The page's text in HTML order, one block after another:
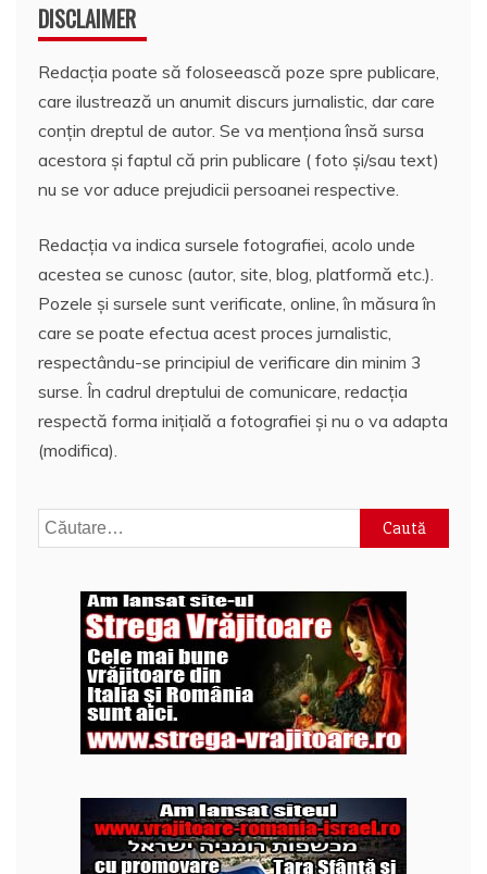
DISCLAIMER
Redacția poate să foloseească poze spre publicare,
care ilustrează un anumit discurs jurnalistic, dar care
conțin dreptul de autor. Se va menționa însă sursa
acestora și faptul că prin publicare ( foto și/sau text)
nu se vor aduce prejudicii persoanei respective.
Redacția va indica sursele fotografiei, acolo unde
acestea se cunosc (autor, site, blog, platformă etc.).
Pozele și sursele sunt verificate, online, în măsura în
care se poate efectua acest proces jurnalistic,
respectându-se principiul de verificare din minim 3
surse. În cadrul dreptului de comunicare, redacția
respectă forma inițială a fotografiei și nu o va adapta
(modifica).
Caută
după: